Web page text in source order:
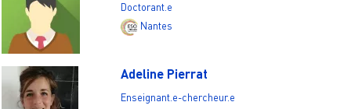
Doctorant.e
Nantes
Adeline Pierrat
Enseignant.e-chercheur.e